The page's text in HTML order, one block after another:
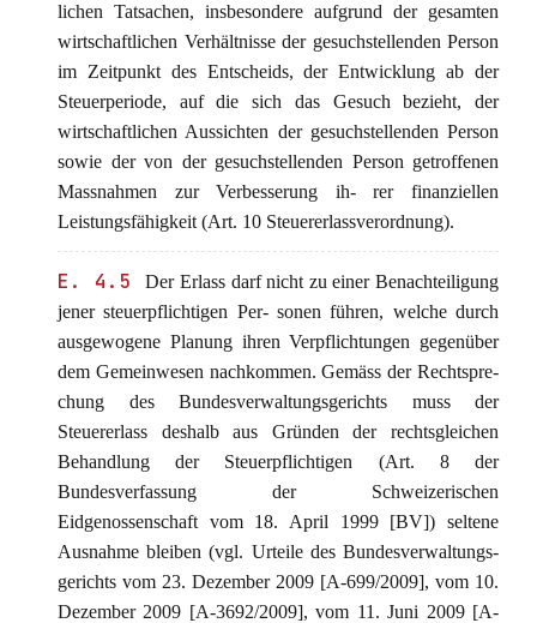
lichen Tatsachen, insbesondere aufgrund der gesamten
wirtschaftlichen Verhältnisse der gesuchstellenden Person
im Zeitpunkt des Entscheids, der Entwicklung ab der
Steuerperiode, auf die sich das Gesuch bezieht, der
wirtschaftlichen Aussichten der gesuchstellenden Person
sowie der von der gesuchstellenden Person getroffenen
Massnahmen zur Verbesserung ih- rer finanziellen
Leistungsfähigkeit (Art. 10 Steuererlassverordnung).
E. 4.5
Der Erlass darf nicht zu einer Benachteiligung
jener steuerpflichtigen Per- sonen führen, welche durch
ausgewogene Planung ihren Verpflichtungen gegenüber
dem Gemeinwesen nachkommen. Gemäss der Rechtspre-
chung des Bundesverwaltungsgerichts muss der
Steuererlass deshalb aus Gründen der rechtsgleichen
Behandlung der Steuerpflichtigen (Art. 8 der
Bundesverfassung der Schweizerischen
Eidgenossenschaft vom 18. April 1999 [BV]) seltene
Ausnahme bleiben (vgl. Urteile des Bundesverwaltungs-
gerichts vom 23. Dezember 2009 [A-699/2009], vom 10.
Dezember 2009 [A-3692/2009], vom 11. Juni 2009 [A-